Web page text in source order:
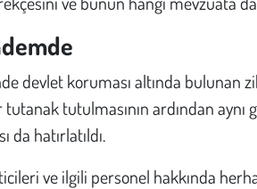
devlet koruması altında bulunan
tutulmasının ardından aynı
da hatırlatıldı.
ve ilgili personel hakkında